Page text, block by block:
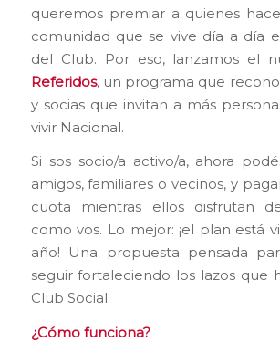
queremos premiar a quienes
comunidad que se vive día a día
del Club. Por eso, lanzamos el
Referidos, un programa que
y socias que invitan a más
vivir Nacional.
Si sos socio/a activo/a, ahora
amigos, familiares o vecinos, y
cuota mientras ellos disfrutan
como vos. Lo mejor: ¡el plan está
año! Una propuesta pensada
seguir fortaleciendo los lazos que
Club Social.
¿Cómo funciona?